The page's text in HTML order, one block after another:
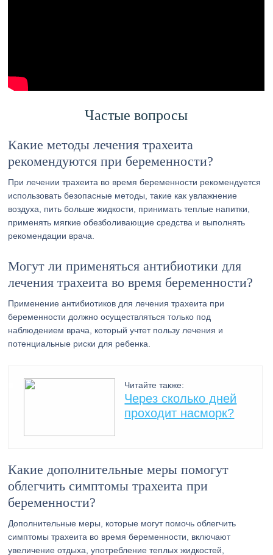
Частые вопросы
Какие методы лечения трахеита
рекомендуются при беременности?
При лечении трахеита во время беременности рекомендуется
использовать безопасные методы, такие как увлажнение
воздуха, пить больше жидкости, принимать теплые напитки,
применять мягкие обезболивающие средства и выполнять
рекомендации врача.
Могут ли применяться антибиотики для
лечения трахеита во время беременности?
Применение антибиотиков для лечения трахеита при
беременности должно осуществляться только под
наблюдением врача, который учтет пользу лечения и
потенциальные риски для ребенка.
Читайте также:
Через сколько дней
проходит насморк?
Какие дополнительные меры помогут
облегчить симптомы трахеита при
беременности?
Дополнительные меры, которые могут помочь облегчить
симптомы трахеита во время беременности, включают
увеличение отдыха, употребление теплых жидкостей,